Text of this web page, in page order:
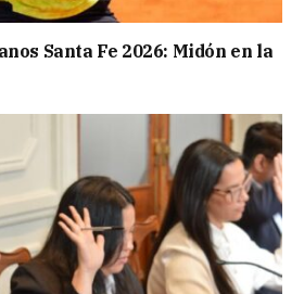
Santa Fe 2026: Midón en la